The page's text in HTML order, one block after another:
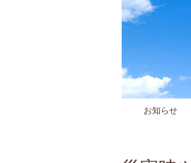
お知らせ